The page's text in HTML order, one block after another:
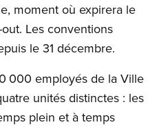
moment où expirera le
Les conventions
le 31 décembre.
000 employés de la Ville
unités distinctes : les
plein et à temps